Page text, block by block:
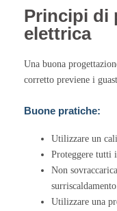
Principi di
elettrica
Una buona
corretto previene i
Buone pratiche:
Utilizzare un
Proteggere tutti
Non
Utilizzare una